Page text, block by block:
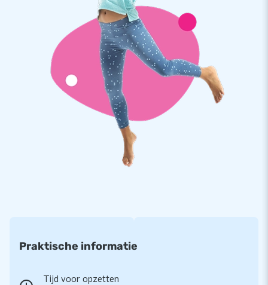
Onze collectie multiplay springkastelen is enorm! Het zijn
stuk voor stuk professionele topproducten, op het gebied
van beleving en kwaliteit. Wij geven daarom op elk klein
springkasteel met glijbaan garantie. En als er onverhoopt iets
misgaat, dan staat ons serviceteam natuurlijk voor je klaar.
Praktische informatie
Tijd voor opzetten